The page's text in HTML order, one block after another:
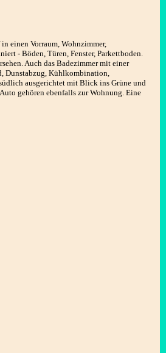
einen Vorraum, Wohnzimmer,
- Böden, Türen, Fenster, Parkettboden.
Auch das Badezimmer mit einer
Dunstabzug, Kühlkombination,
ausgerichtet mit Blick ins Grüne und
gehören ebenfalls zur Wohnung. Eine